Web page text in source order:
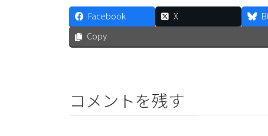
Facebook X
Copy
コメントを残す